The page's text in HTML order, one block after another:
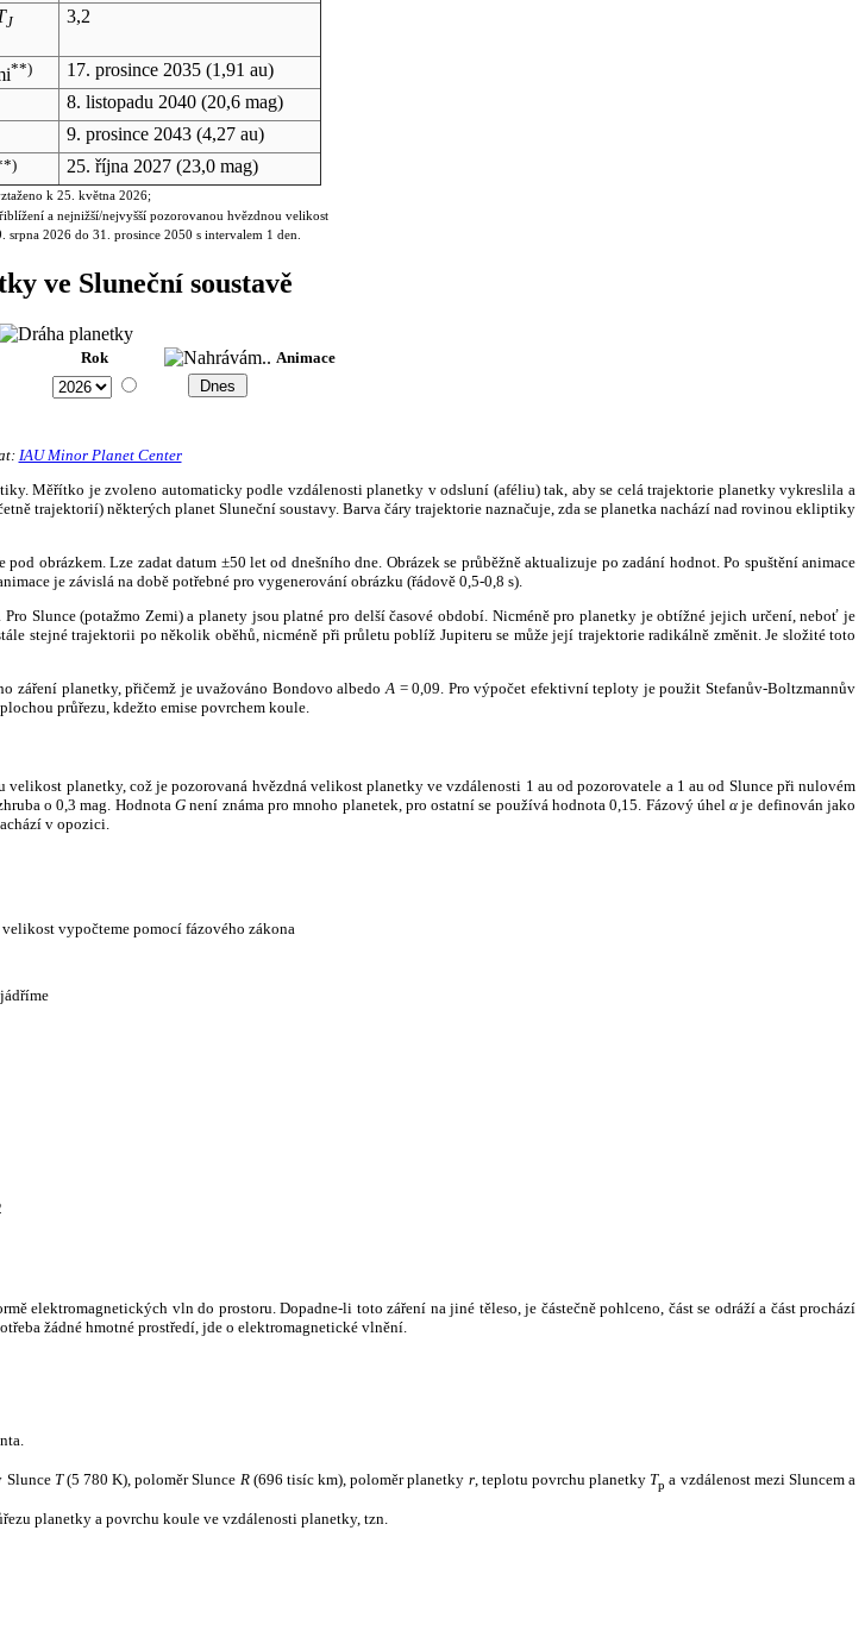
J 3,2
**) 17. prosince 2035(1,91 au)
8. listopadu 2040(20,6 mag)
9. prosince 2043(4,27 au)
25. října 2027(23,0 mag)
k 25. května 2026;
a nejnižší/nejvyšší pozorovanou hvězdnou velikost
2026 do 31. prosince 2050 s intervalem 1 den.
ve Sluneční soustavě
Rok Animace
IAU Minor Planet Center
Měřítko je zvoleno automaticky podle vzdálenosti planetky v odsluní (aféliu) tak, aby se celá trajektorie planetky vykreslila a
trajektorií) některých planet Sluneční soustavy. Barva čáry trajektorie naznačuje, zda se planetka nachází nad rovinou ekliptiky
obrázkem. Lze zadat datum ±50 let od dnešního dne. Obrázek se průběžně aktualizuje po zadání hodnot. Po spuštění animace
je závislá na době potřebné pro vygenerování obrázku (řádově 0,5-0,8 s).
Slunce (potažmo Zemi) a planety jsou platné pro delší časové období. Nicméně pro planetky je obtížné jejich určení, neboť je
stejné trajektorii po několik oběhů, nicméně při průletu poblíž Jupiteru se může její trajektorie radikálně změnit. Je složité toto
záření planetky, přičemž je uvažováno Bondovo albedo A = 0,09. Pro výpočet efektivní teploty je použit Stefanův-Boltzmannův
průřezu, kdežto emise povrchem koule.
planetky, což je pozorovaná hvězdná velikost planetky ve vzdálenosti 1 au od pozorovatele a 1 au od Slunce při nulovém
o 0,3 mag. HodnotaG není známa pro mnoho planetek, pro ostatní se používá hodnota 0,15. Fázový úhelα je definován jako
v opozici.
vypočteme pomocí fázového zákona
elektromagnetických vln do prostoru. Dopadne-li toto záření na jiné těleso, je částečně pohlceno, část se odráží a část prochází
žádné hmotné prostředí, jde o elektromagnetické vlnění.
Slunce T(5 780 K), poloměr Slunce R(696 tisíc km), poloměr planetky r, teplotu povrchu planetky Tp a vzdálenost mezi Sluncem a
planetky a povrchu koule ve vzdálenosti planetky, tzn.